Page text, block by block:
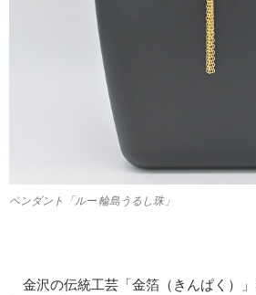
ペンダント「ルー 輪島うるし珠」
金沢の伝統工芸「金箔（きんぱく）